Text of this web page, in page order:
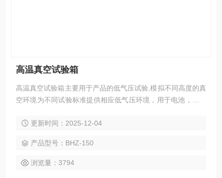
高温真空试验箱
高温真空试验箱主要用于产品的低气压试验,模拟不同高度的真
空环境为不同试验标准提供相应低气压环境，用于电池，电容
品的脱气，除湿等生产过程
更新时间：2025-12-04
产品型号：BHZ-150
浏览量：3794